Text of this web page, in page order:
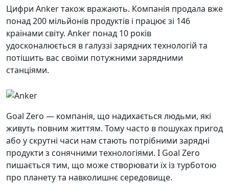
Цифри Anker також вражають. Компанія продала вже
понад 200 мільйонів продуктів і працює зі 146
країнами світу. Anker понад 10 років
удосконалюється в галуззі зарядних технологій та
потішить вас своїми потужними зарядними
станціями.
Goal Zero — компанія, що надихається людьми, які
живуть повним життям. Тому часто в пошуках пригод
або у скрутні часи нам стають потрібними зарядні
продукти з сонячними технологіями. І Goal Zero
пишається тим, що може створювати їх із турботою
про планету та навколишнє середовище.